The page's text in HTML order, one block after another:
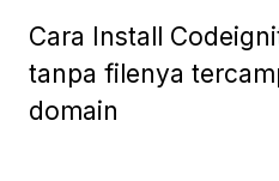
Cara Install
tanpa filenya
domain